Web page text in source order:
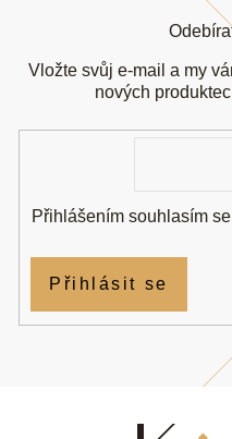
Vložte svůj e-mail a my
nových
Přihlášením souhlasím se
Přihlásit se